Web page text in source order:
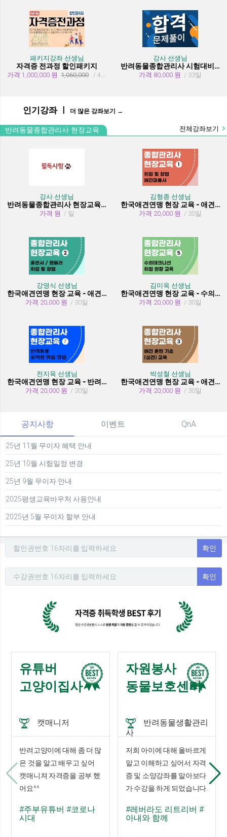
패키지강좌 선생님
자격증 전과정 할인패키지
가격 1,000,000 원 1,060,000 / 455일
강사 선생님
반려동물종합관리사 시험대비 유형문제 풀이
가격 80,000 원 / 33일
인기강좌 ㅣ 더 많은 강좌보기 →
반려동물종합관리사 현장교육 전체강좌보기
강사 선생님
반려동물종합관리사 현장교육 수강시 필독사항
가격 원 / 일
김형종 선생님
한국애견연맹 현장 교육 - 애견미용사 취업 및 창업
가격 20,000 원 / 30일
강영식 선생님
한국애견연맹 현장 교육 - 애견훈련사/핸들러 취업 및 창업
가격 20,000 원 / 30일
김미옥 선생님
한국애견연맹 현장 교육 - 수의테크니션(동물보건사) (취업 현장 교육)
가격 20,000 원 / 30일
전지욱 선생님
한국애견연맹 현장 교육 - 반려동물 유치원 취창업
가격 20,000 원 / 30일
박성철 선생님
한국애견연맹 현장 교육 - 애견 훈련 기초 (실견)
가격 20,000 원 / 30일
공지사항 이벤트 QnA
25년 11월 무이자 혜택 안내
25년 10월 시험일정 변경
25년 9월 무이자 안내
2025평생교육바우처 사용안내
2025년 5월 무이자 할부 안내
확인
확인
유튜버
고양이집사
캣매니저
반려고양이에 대해 좀 더 많
은 것을 알고 배우고 싶어
캣매니져 자격증을 공부 했
어요^^
#주부유튜버 #코로나
시대
자원봉사
동물보호센터
반려동물생활관리
사
저희 아이에 대해 올바르게
알고 이해하고 싶어서 자격
증 및 소양강좌를 알아보다
가 수강을 하게 되었습니다.
#레버라도 리트리버 #
아내와 함께